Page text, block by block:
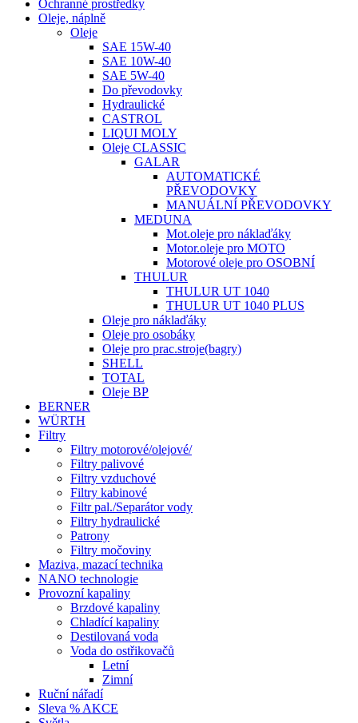
Ochranné prostředky
Oleje, náplně
Oleje
SAE 15W-40
SAE 10W-40
SAE 5W-40
Do převodovky
Hydraulické
CASTROL
LIQUI MOLY
Oleje CLASSIC
GALAR
AUTOMATICKÉ
PŘEVODOVKY
MANUÁLNÍ PŘEVODOVKY
MEDUNA
Mot.oleje pro náklaďáky
Motor.oleje pro MOTO
Motorové oleje pro OSOBNÍ
THULUR
THULUR UT 1040
THULUR UT 1040 PLUS
Oleje pro náklaďáky
Oleje pro osobáky
Oleje pro prac.stroje(bagry)
SHELL
TOTAL
Oleje BP
BERNER
WÜRTH
Filtry
Filtry motorové/olejové/
Filtry palivové
Filtry vzduchové
Filtry kabinové
Filtr pal./Separátor vody
Filtry hydraulické
Patrony
Filtry močoviny
Maziva, mazací technika
NANO technologie
Provozní kapaliny
Brzdové kapaliny
Chladící kapaliny
Destilovaná voda
Voda do ostřikovačů
Letní
Zimní
Ruční nářadí
Sleva % AKCE